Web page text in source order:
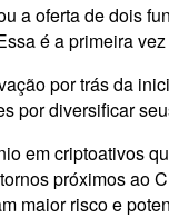
a oferta de dois
é a primeira
por trás da
por diversificar
em criptoativos
próximos ao
maior risco e